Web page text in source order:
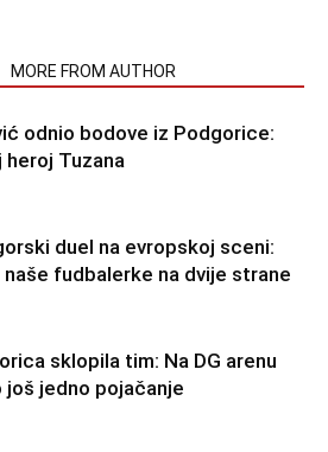
MORE FROM AUTHOR
odnio bodove iz Podgorice:
heroj Tuzana
duel na evropskoj sceni:
fudbalerke na dvije strane
sklopila tim: Na DG arenu
još jedno pojačanje